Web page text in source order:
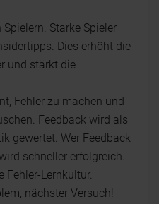
Starke Spieler
Dies erhöht die
und stärkt die
Fehler zu machen und
Feedback wird als
gewertet. Wer Feedback
schneller erfolgreich.
Fehler-Lernkultur.
nächster Versuch!